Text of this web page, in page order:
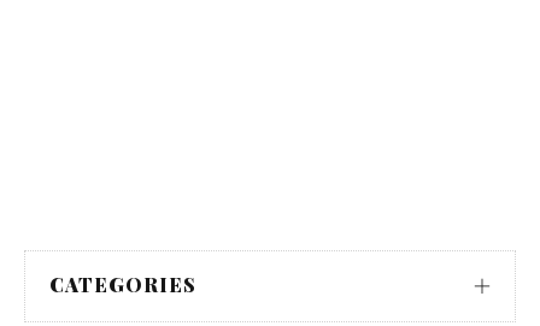
CATEGORIES